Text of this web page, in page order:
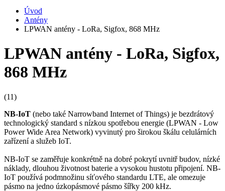
Úvod
Antény
LPWAN antény - LoRa, Sigfox, 868 MHz
LPWAN antény - LoRa, Sigfox,
868 MHz
(11)
NB-IoT (nebo také Narrowband Internet of Things) je bezdrátový
technologický standard s nízkou spotřebou energie (LPWAN - Low
Power Wide Area Network) vyvinutý pro širokou škálu celulárních
zařízení a služeb IoT.
NB-IoT se zaměřuje konkrétně na dobré pokrytí uvnitř budov, nízké
náklady, dlouhou životnost baterie a vysokou hustotu připojení. NB-
IoT používá podmnožinu síťového standardu LTE, ale omezuje
pásmo na jedno úzkopásmové pásmo šířky 200 kHz.